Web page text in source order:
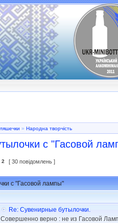
» Народна творчість
с "Гасовой
2 [ 30 повідомлень ]
с "Гасовой лампы"
Re: Сувенирные бутылочки.
Совершенно верно : не из Гасовой